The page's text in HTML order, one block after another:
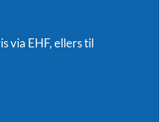
via EHF, ellers til